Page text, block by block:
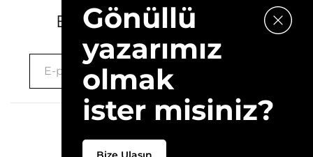
E-bültenimize kaydolun.
Gönüllü
yazarımız
olmak
ister misiniz?